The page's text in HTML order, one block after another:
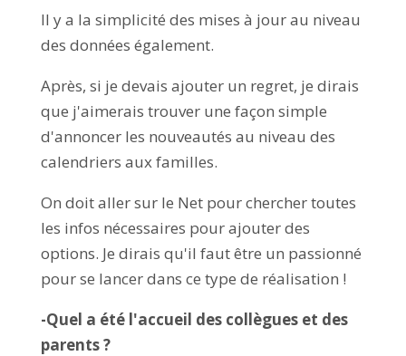
Il y a la simplicité des mises à jour au niveau
des données également.
Après, si je devais ajouter un regret, je dirais
que j'aimerais trouver une façon simple
d'annoncer les nouveautés au niveau des
calendriers aux familles.
On doit aller sur le Net pour chercher toutes
les infos nécessaires pour ajouter des
options. Je dirais qu'il faut être un passionné
pour se lancer dans ce type de réalisation !
-Quel a été l'accueil des collègues et des
parents ?